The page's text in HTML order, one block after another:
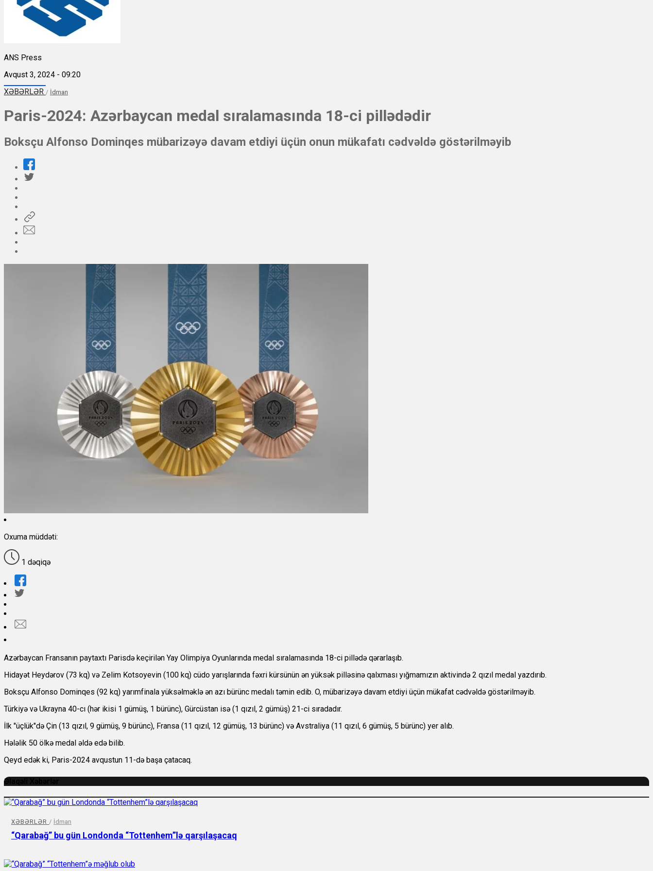
ANS Press
Avqust 3, 2024 - 09:20
XƏBƏRLƏR / İdman
Paris-2024: Azərbaycan medal sıralamasında 18-ci pillədədir
Boksçu Alfonso Dominqes mübarizəyə davam etdiyi üçün onun mükafatı cədvəldə göstərilməyib
Oxuma müddəti:
1 dəqiqə
Azərbaycan Fransanın paytaxtı Parisdə keçirilən Yay Olimpiya Oyunlarında medal sıralamasında 18-ci pillədə qərarlaşıb.
Hidayət Heydərov (73 kq) və Zelim Kotsoyevin (100 kq) cüdo yarışlarında fəxri kürsünün ən yüksək pilləsinə qalxması yığmamızın aktivində 2 qızıl medal yazdırıb.
Boksçu Alfonso Dominqes (92 kq) yarımfinala yüksəlməklə ən azı bürünc medalı təmin edib. O, mübarizəyə davam etdiyi üçün mükafat cədvəldə göstərilməyib.
Türkiyə və Ukrayna 40-cı (hər ikisi 1 gümüş, 1 bürünc), Gürcüstan isə (1 qızıl, 2 gümüş) 21-ci sıradadır.
İlk "üçlük"də Çin (13 qızıl, 9 gümüş, 9 bürünc), Fransa (11 qızıl, 12 gümüş, 13 bürünc) və Avstraliya (11 qızıl, 6 gümüş, 5 bürünc) yer alıb.
Hələlik 50 ölkə medal əldə edə bilib.
Qeyd edək ki, Paris-2024 avqustun 11-də başa çatacaq.
Əlaqəli Xəbərlər
XƏBƏRLƏR / İdman
“Qarabağ” bu gün Londonda “Tottenhem”lə qarşılaşacaq